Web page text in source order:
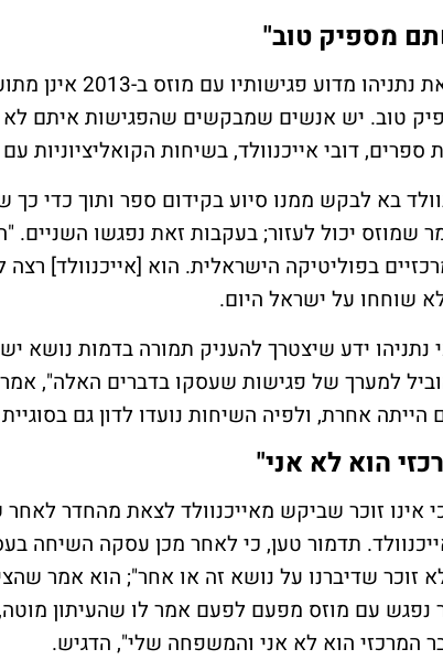
מספיק טוב"
תדמור שאל את
טוב. יש אנשים שמבקשים שהפגישות איתם לא
ספרים, דובי אייכנוולד, בשיחות הקואליציוניות
בא לבקש ממנו סיוע בקידום ספר ותוך כדי
שמוזס יכול לעזור; בעקבות זאת נפגשו
בפוליטיקה הישראלית. הוא [אייכנוולד] רצה
שוחחו על ישראל היום.
נתניהו ידע שיצטרך להעניק תמורה בדמות נושא
למערך של פגישות שעסקו בדברים האלה",
אחרת, ולפיה השיחות נועדו לדון גם
הוא לא אני"
אינו זוכר שביקש מאייכנוולד לצאת מהחדר
תדמור טען, כי לאחר מכן עסקה השיחה
זוכר שדיברנו על נושא זה או אחר"; הוא אמר
נפגש עם מוזס מפעם לפעם אמר לו שהעיתון
המרכזי הוא לא אני והמשפחה שלי", הדגיש.